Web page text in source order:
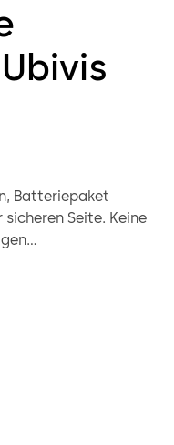
Batteriepaket
Seite. Keine